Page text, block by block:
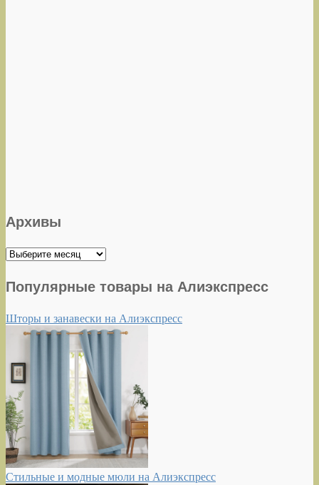
Архивы
Архивы
Популярные товары на Алиэкспресс
Шторы и занавески на Алиэкспресс
Стильные и модные мюли на Алиэкспресс